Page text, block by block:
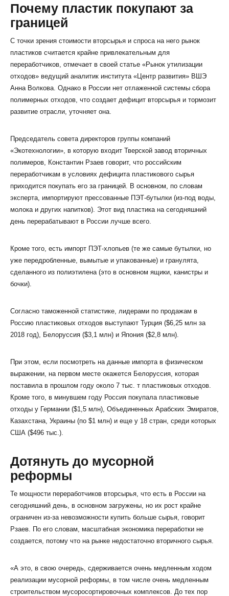
Почему пластик покупают за
границей
С точки зрения стоимости вторсырья и спроса на него рынок
пластиков считается крайне привлекательным для
переработчиков, отмечает в своей статье «Рынок утилизации
отходов» ведущий аналитик института «Центр развития» ВШЭ
Анна Волкова. Однако в России нет отлаженной системы сбора
полимерных отходов, что создает дефицит вторсырья и тормозит
развитие отрасли, уточняет она.
Председатель совета директоров группы компаний
«Экотехнологии», в которую входит Тверской завод вторичных
полимеров, Константин Рзаев говорит, что российским
переработчикам в условиях дефицита пластикового сырья
приходится покупать его за границей. В основном, по словам
эксперта, импортируют прессованные ПЭТ-бутылки (из-под воды,
молока и других напитков). Этот вид пластика на сегодняшний
день перерабатывают в России лучше всего.
Кроме того, есть импорт ПЭТ-хлопьев (те же самые бутылки, но
уже передробленные, вымытые и упакованные) и гранулята,
сделанного из полиэтилена (это в основном ящики, канистры и
бочки).
Согласно таможенной статистике, лидерами по продажам в
Россию пластиковых отходов выступают Турция ($6,25 млн за
2018 год), Белоруссия ($3,1 млн) и Япония ($2,8 млн).
При этом, если посмотреть на данные импорта в физическом
выражении, на первом месте окажется Белоруссия, которая
поставила в прошлом году около 7 тыс. т пластиковых отходов.
Кроме того, в минувшем году Россия покупала пластиковые
отходы у Германии ($1,5 млн), Объединенных Арабских Эмиратов,
Казахстана, Украины (по $1 млн) и еще у 18 стран, среди которых
США ($496 тыс.).
Дотянуть до мусорной
реформы
Те мощности переработчиков вторсырья, что есть в России на
сегодняшний день, в основном загружены, но их рост крайне
ограничен из-за невозможности купить больше сырья, говорит
Рзаев. По его словам, масштабная экономика переработки не
создается, потому что на рынке недостаточно вторичного сырья.
«А это, в свою очередь, сдерживается очень медленным ходом
реализации мусорной реформы, в том числе очень медленным
строительством мусоросортировочных комплексов. До тех пор